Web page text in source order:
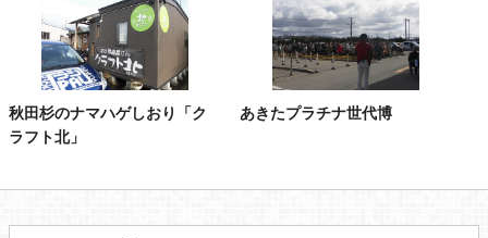
秋田杉のナマハゲしおり「ク
ラフト北」
あきたプラチナ世代博